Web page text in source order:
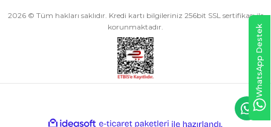
2026 © Tüm hakları saklıdır. Kredi kartı bilgileriniz 256bit SSL sertifikası ile
korunmaktadır.
WhatsApp Destek
ideasoft e-